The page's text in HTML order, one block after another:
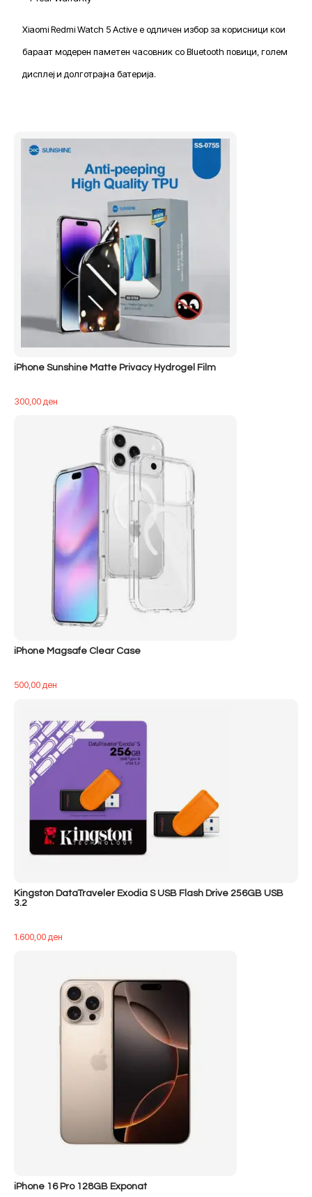
Xiaomi Redmi Watch 5 Active е одличен избор за корисници кои
бараат модерен паметен часовник со Bluetooth повици, голем
дисплеј и долготрајна батерија.
iPhone Sunshine Matte Privacy Hydrogel Film
300,00ден
iPhone Magsafe Clear Case
500,00ден
Kingston DataTraveler Exodia S USB Flash Drive 256GB USB
3.2
1.600,00ден
iPhone 16 Pro 128GB Exponat